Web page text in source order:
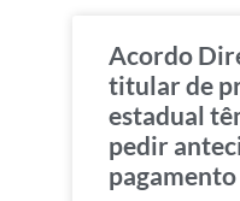
Acordo
titular de
estadual
pedir